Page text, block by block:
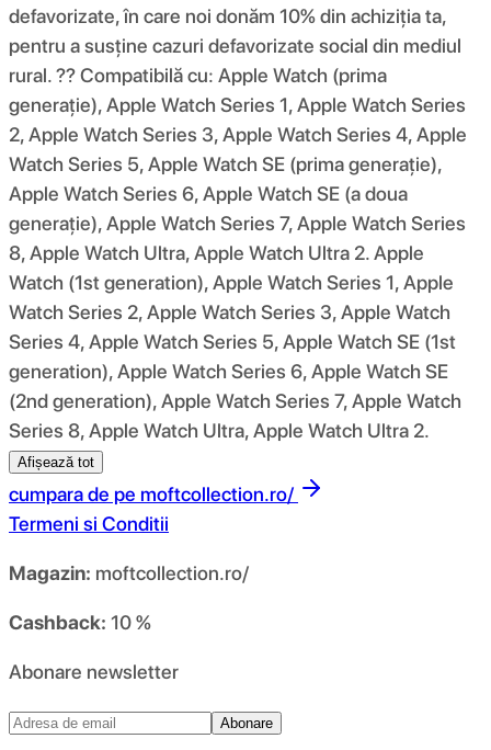
defavorizate, în care noi donăm 10% din achiziția ta,
pentru a susține cazuri defavorizate social din mediul
rural. ?? Compatibilă cu: Apple Watch (prima
generație), Apple Watch Series 1, Apple Watch Series
2, Apple Watch Series 3, Apple Watch Series 4, Apple
Watch Series 5, Apple Watch SE (prima generație),
Apple Watch Series 6, Apple Watch SE (a doua
generație), Apple Watch Series 7, Apple Watch Series
8, Apple Watch Ultra, Apple Watch Ultra 2. Apple
Watch (1st generation), Apple Watch Series 1, Apple
Watch Series 2, Apple Watch Series 3, Apple Watch
Series 4, Apple Watch Series 5, Apple Watch SE (1st
generation), Apple Watch Series 6, Apple Watch SE
(2nd generation), Apple Watch Series 7, Apple Watch
Series 8, Apple Watch Ultra, Apple Watch Ultra 2.
Afișează tot
cumpara de pe moftcollection.ro/
Termeni si Conditii
Magazin: moftcollection.ro/
Cashback: 10 %
Abonare newsletter
Abonare